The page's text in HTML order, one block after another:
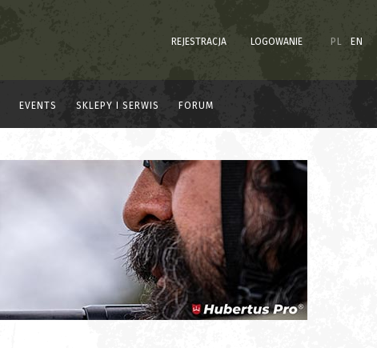
REJESTRACJA LOGOWANIE PL EN
EVENTS SKLEPY I SERWIS FORUM